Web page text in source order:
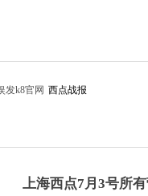
发k8官网 西点战报
上海西点7月3号所